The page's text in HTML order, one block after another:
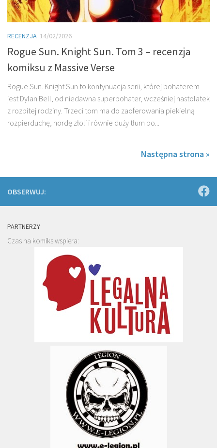
RECENZJA 14/02/2026
Rogue Sun. Knight Sun. Tom 3 – recenzja
komiksu z Massive Verse
Rogue Sun. Knight Sun to kontynuacja serii, której bohaterem
jest Dylan Bell, od niedawna superbohater, wcześniej nastolatek
z rozbitej rodziny. Trzeci tom ma do zaoferowania piekielną
rozpierduchę, hordę złoli i równie duży tłum po...
Następna strona »
OBSERWUJ:
PARTNERZY
Czas na komiks wspiera: